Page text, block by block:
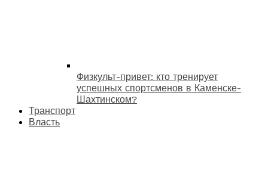
Физкульт-привет: кто тренирует
успешных спортсменов в Каменске-
Шахтинском?
Транспорт
Власть